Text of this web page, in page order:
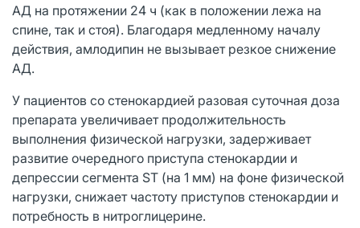
АД на протяжении 24 ч (как в положении лежа на
спине, так и стоя). Благодаря медленному началу
действия, амлодипин не вызывает резкое снижение
АД.
У пациентов со стенокардией разовая суточная доза
препарата увеличивает продолжительность
выполнения физической нагрузки, задерживает
развитие очередного приступа стенокардии и
депрессии сегмента ST (на 1 мм) на фоне физической
нагрузки, снижает частоту приступов стенокардии и
потребность в нитроглицерине.